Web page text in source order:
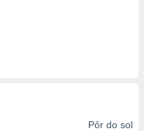
Pôr do sol